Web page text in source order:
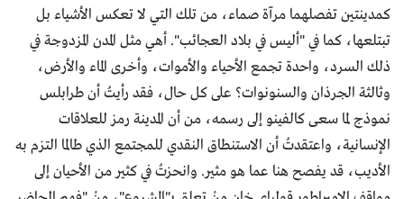
كمدينتين تفصلهما مرآة صماء، من تلك التي لا تعكس الأشياء بل
تبتلعها، كما في "أليس في بلاد العجائب". أهي مثل المدن المزدوجة في
ذلك السرد، واحدة تجمع الأحياء والأموات، وأخرى الماء والأرض،
وثالثة الجرذان والسنونوات؟ على كل حال، فقد رأيتُ أن طرابلس
نموذج لما سعى كالفينو إلى رسمه، من أن المدينة رمز للعلاقات
الإنسانية، واعتقدتُ أن الاستنطاق النقدي للمجتمع الذي طالما التزم به
الأديب، قد يفصح هنا عما هو مثير. وانحزتُ في كثير من الأحيان إلى